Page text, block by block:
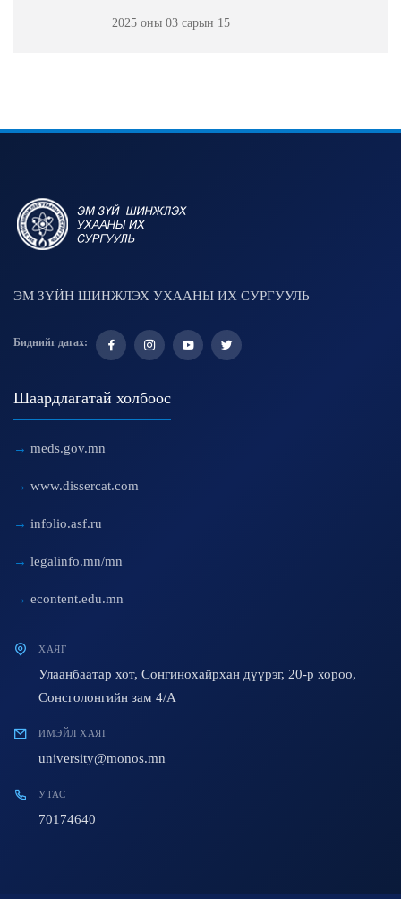
2025 оны 03 сарын 15
ЭМ ЗҮЙН ШИНЖЛЭХ УХААНЫ ИХ СУРГУУЛЬ
Биднийг дагах:
Шаардлагатай холбоос
meds.gov.mn
www.dissercat.com
infolio.asf.ru
legalinfo.mn/mn
econtent.edu.mn
ХАЯГ
Улаанбаатар хот, Сонгинохайрхан дүүрэг, 20-р хороо,
Сонсголонгийн зам 4/A
ИМЭЙЛ ХАЯГ
university@monos.mn
УТАС
70174640